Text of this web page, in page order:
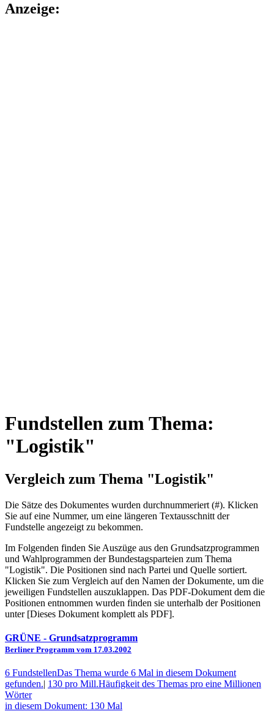
Anzeige:
Fundstellen zum Thema:
"Logistik"
Vergleich zum Thema "Logistik"
Die Sätze des Dokum­entes wurden durch­nummeriert (#). Klicken
Sie auf eine Nummer, um eine längeren Textausschnitt der
Fundstelle angezeigt zu bekommen.
Im Folgenden finden Sie Auszüge aus den Grundsatz­program­men
und Wahl­program­men der Bundes­tags­parteien zum Thema
"Logistik". Die Posi­tionen sind nach Partei und Quelle sortiert.
Klicken Sie zum Vergleich auf den Namen der Dokumente, um die
jeweiligen Fundstellen aus­zu­klappen. Das PDF-Dokument dem die
Posi­tionen entnommen wurden finden sie unterhalb der Positionen
unter [Dieses Dokument komplett als PDF].
GRÜNE - Grundsatzprogramm
Berliner Programm vom 17.03.2002
6 FundstellenDas Thema wurde 6 Mal in diesem Dokument
gefunden.| 130 pro Mill.Häufigkeit des Themas pro eine Millionen
Wörter
in diesem Dokument: 130 Mal